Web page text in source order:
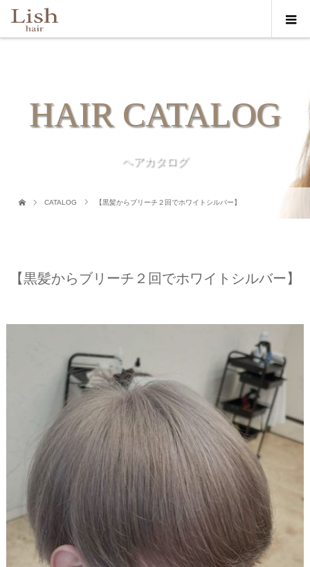
HAIR CATALOG
ヘアカタログ
CATALOG 【黒髪からブリーチ２回でホワイトシルバー】
【黒髪からブリーチ２回でホワイトシルバー】